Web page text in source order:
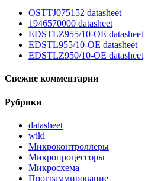
OSTTJ075152 datasheet
1946570000 datasheet
EDSTLZ955/10-OE datasheet
EDSTL955/10-OE datasheet
EDSTLZ950/10-OE datasheet
Свежие комментарии
Рубрики
datasheet
wiki
Микроконтроллеры
Микропроцессоры
Микросхема
Программирование